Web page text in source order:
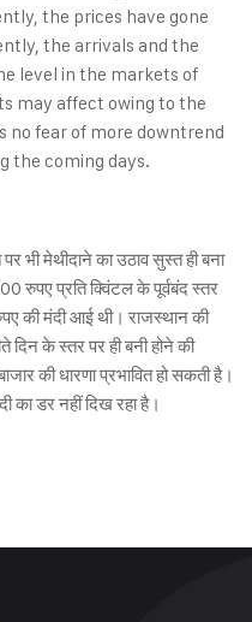
the prices have gone
the arrivals and the
level in the markets of
may affect owing to the
no fear of more downtrend
the coming days.
भी मेथीदाने का उठाव सुस्त ही बना
रुपए प्रति क्विंटल के पूर्वबंद स्तर
की मंदी आई थी। राजस्थान की
के स्तर पर ही बनी होने की
की धारणा प्रभावित हो सकती है।
का डर नहीं दिख रहा है।